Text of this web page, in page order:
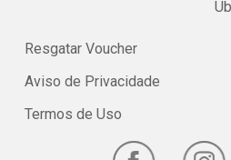
Resgatar Voucher
Aviso de Privacidade
Termos de Uso